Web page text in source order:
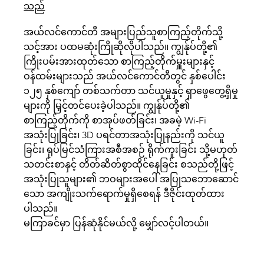
သည်
အယ်လင်ကောင်တီ အများပြည်သူစာကြည့်တိုက်သို့
သင့်အား ပထမဆုံးကြိုဆိုလိုပါသည်။ ကျွန်ုပ်တို့၏
ကြိုးပမ်းအားထုတ်သော စာကြည့်တိုက်မှူးများနှင့်
ဝန်ထမ်းများသည် အယ်လင်ကောင်တီတွင် နှစ်ပေါင်း
၁၂၅ နှစ်ကျော် တစ်သက်တာ သင်ယူမှုနှင့် ရှာဖွေတွေ့ရှိမှု
များကို မြှင့်တင်ပေးခဲ့ပါသည်။ ကျွန်ုပ်တို့၏
စာကြည့်တိုက်ကို စာအုပ်ဖတ်ခြင်း၊ အခမဲ့ Wi-Fi
အသုံးပြုခြင်း၊ 3D ပရင်တာအသုံးပြုနည်းကို သင်ယူ
ခြင်း၊ ရုပ်မြင်သံကြားအစီအစဉ် ရိုက်ကူးခြင်း သို့မဟုတ်
သတင်းစာနှင့် တိတ်ဆိတ်စွာထိုင်နေခြင်း စသည်တို့ဖြင့်
အသုံးပြုသူများ၏ ဘဝများအပေါ် အပြုသဘောဆောင်
သော အကျိုးသက်ရောက်မှုရှိစေရန် ဒီဇိုင်းထုတ်ထား
ပါသည်။
မကြာခင်မှာ ပြန်ဆုံနိုင်မယ်လို့ မျှော်လင့်ပါတယ်။